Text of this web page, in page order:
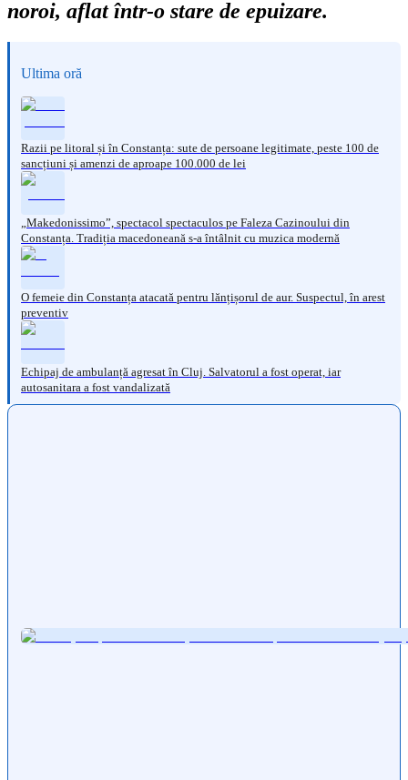
noroi, aflat într-o stare de epuizare.
Ultima oră
Razii pe litoral și în Constanța: sute de persoane legitimate, peste 100 de
sancțiuni și amenzi de aproape 100.000 de lei
„Makedonissimo”, spectacol spectaculos pe Faleza Cazinoului din
Constanța. Tradiția macedoneană s-a întâlnit cu muzica modernă
O femeie din Constanța atacată pentru lănțișorul de aur. Suspectul, în arest
preventiv
Echipaj de ambulanță agresat în Cluj. Salvatorul a fost operat, iar
autosanitara a fost vandalizată